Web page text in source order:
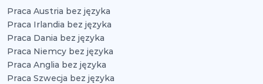
Praca Austria bez języka
Praca Irlandia bez języka
Praca Dania bez języka
Praca Niemcy bez języka
Praca Anglia bez języka
Praca Szwecja bez języka